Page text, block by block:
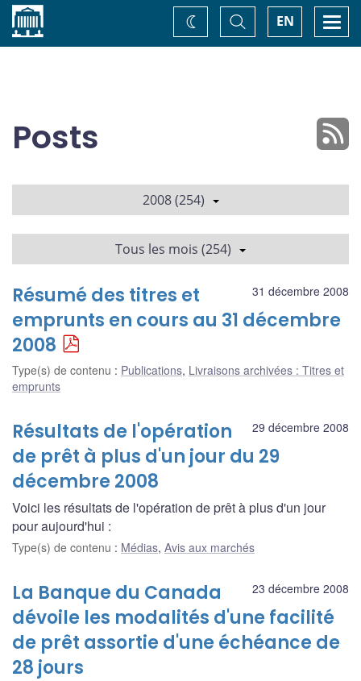
Accueil EN
Basculer
la
recherche
Changez
de
Posts
2008 (254)
Tous les mois (254)
31 décembre 2008
Résumé des titres et
emprunts en cours au 31 décembre
2008
Type(s) de contenu : Publications, Livraisons archivées : Titres et
emprunts
29 décembre 2008
Résultats de l'opération
de prêt à plus d'un jour du 29
décembre 2008
Voici les résultats de l'opération de prêt à plus d'un jour
pour aujourd'hui :
Type(s) de contenu : Médias, Avis aux marchés
23 décembre 2008
La Banque du Canada
dévoile les modalités d'une facilité
de prêt assortie d'une échéance de
28 jours